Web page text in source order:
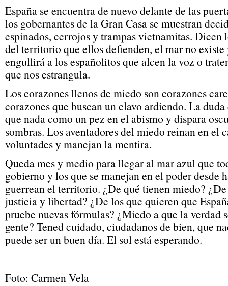
España se encuentra de nuevo delante de las
los gobernantes de la Gran Casa se muestran
espinados, cerrojos y trampas vietnamitas. Dicen
del territorio que ellos defienden, el mar no existe
engullirá a los españolitos que alcen la voz o
que nos estrangula.
Los corazones llenos de miedo son corazones
corazones que buscan un clavo ardiendo. La
que nada como un pez en el abismo y dispara
sombras. Los aventadores del miedo reinan en el
voluntades y manejan la mentira.
Queda mes y medio para llegar al mar azul que
gobierno y los que se manejan en el poder desde
guerrean el territorio. ¿De qué tienen miedo?
justicia y libertad? ¿De los que quieren que
pruebe nuevas fórmulas? ¿Miedo a que la verdad
gente? Tened cuidado, ciudadanos de bien, que
puede ser un buen día. El sol está esperando.
Foto: Carmen Vela